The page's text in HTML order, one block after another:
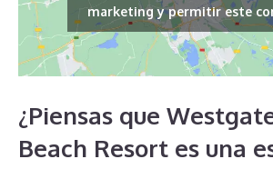
marketing y permitir este
¿Piensas que
Beach Resort es una